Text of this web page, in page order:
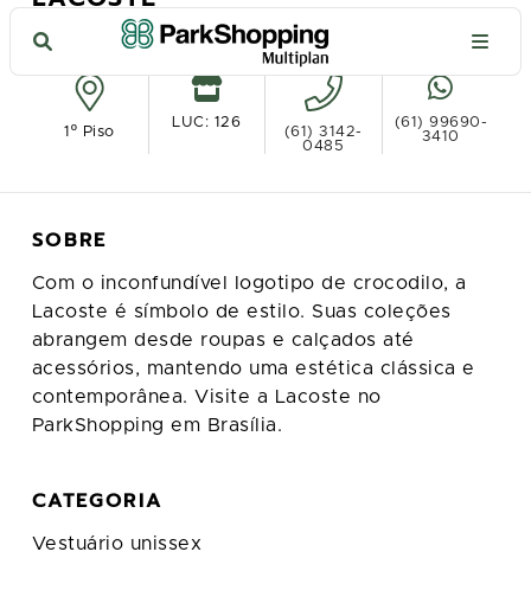
Ver no mapa
1º Piso
LUC: 126
(61) 3142-
0485
(61) 99690-
3410
SOBRE
Com o inconfundível logotipo de crocodilo, a
Lacoste é símbolo de estilo. Suas coleções
abrangem desde roupas e calçados até
acessórios, mantendo uma estética clássica e
contemporânea. Visite a Lacoste no
ParkShopping em Brasília.
CATEGORIA
Vestuário unissex